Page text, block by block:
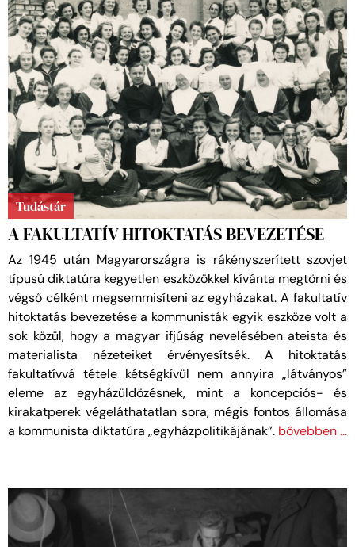
Tudástár
A FAKULTATÍV HITOKTATÁS BEVEZETÉSE
Az 1945 után Magyarországra is rákényszerített szovjet
típusú diktatúra kegyetlen eszközökkel kívánta megtörni és
végső célként megsemmisíteni az egyházakat. A fakultatív
hitoktatás bevezetése a kommunisták egyik eszköze volt a
sok közül, hogy a magyar ifjúság nevelésében ateista és
materialista nézeteiket érvényesítsék. A hitoktatás
fakultatívvá tétele kétségkívül nem annyira „látványos”
eleme az egyházüldözésnek, mint a koncepciós- és
kirakatperek végeláthatatlan sora, mégis fontos állomása
a kommunista diktatúra „egyházpolitikájának”. bővebben …